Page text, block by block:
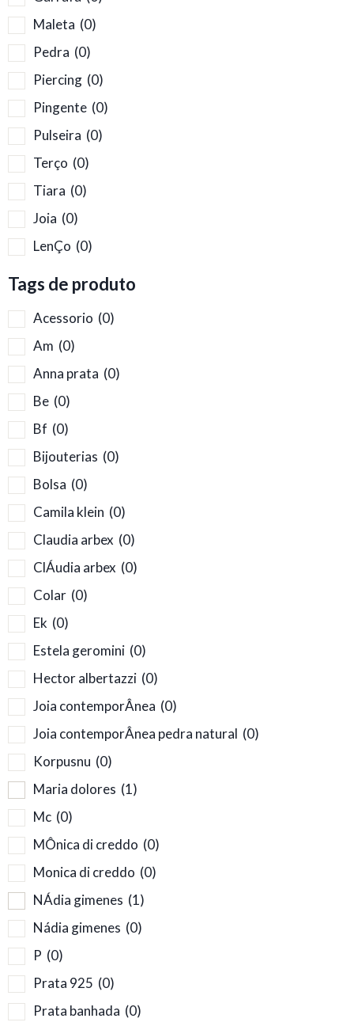
Maleta (0)
Pedra (0)
Piercing (0)
Pingente (0)
Pulseira (0)
Terço (0)
Tiara (0)
Joia (0)
LenÇo (0)
Tags de produto
Acessorio (0)
Am (0)
Anna prata (0)
Be (0)
Bf (0)
Bijouterias (0)
Bolsa (0)
Camila klein (0)
Claudia arbex (0)
ClÁudia arbex (0)
Colar (0)
Ek (0)
Estela geromini (0)
Hector albertazzi (0)
Joia contemporÂnea (0)
Joia contemporÂnea pedra natural (0)
Korpusnu (0)
Maria dolores (1)
Mc (0)
MÔnica di creddo (0)
Monica di creddo (0)
NÁdia gimenes (1)
Nádia gimenes (0)
P (0)
Prata 925 (0)
Prata banhada (0)